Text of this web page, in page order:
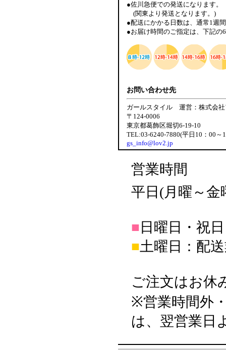
●佐川急便での発送になります。
(関東より発送となります。)
●配送にかかる日数は、通常1週
●お届け時間のご指定は、下記の
お問い合わせ先
ガールスタイル 運営：株式会社
〒124-0006
東京都葛飾区堀切6-19-10
TEL:03-6240-7880(平日10：00～
gs_info@lov2.jp
営業時間
平日(月曜～金
■ 日曜日・祝
■土曜日：配
ご注文はお休
※営業時間外
は、翌営業日